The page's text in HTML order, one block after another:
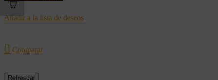
Añadir a la lista de deseos
 Comparar